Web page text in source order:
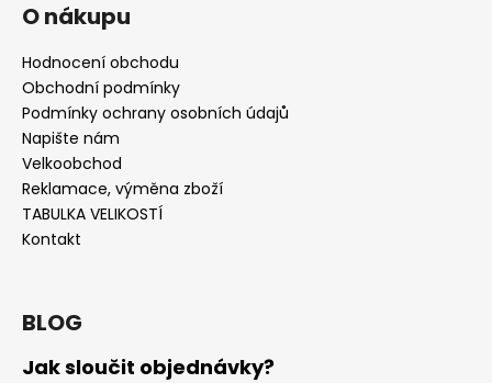
O nákupu
Hodnocení obchodu
Obchodní podmínky
Podmínky ochrany osobních údajů
Napište nám
Velkoobchod
Reklamace, výměna zboží
TABULKA VELIKOSTÍ
Kontakt
BLOG
Jak sloučit objednávky?